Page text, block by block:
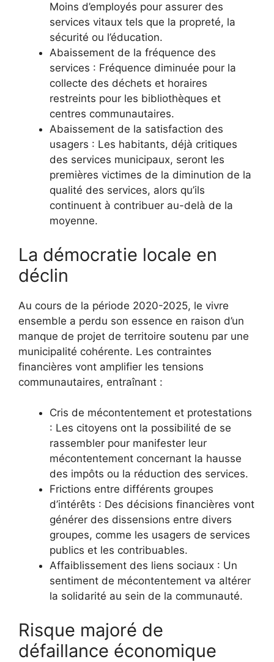
Moins d’employés pour assurer des
services vitaux tels que la propreté, la
sécurité ou l’éducation.
Abaissement de la fréquence des
services : Fréquence diminuée pour la
collecte des déchets et horaires
restreints pour les bibliothèques et
centres communautaires.
Abaissement de la satisfaction des
usagers : Les habitants, déjà critiques
des services municipaux, seront les
premières victimes de la diminution de la
qualité des services, alors qu’ils
continuent à contribuer au-delà de la
moyenne.
La démocratie locale en
déclin
Au cours de la période 2020-2025, le vivre
ensemble a perdu son essence en raison d’un
manque de projet de territoire soutenu par une
municipalité cohérente. Les contraintes
financières vont amplifier les tensions
communautaires, entraînant :
Cris de mécontentement et protestations
: Les citoyens ont la possibilité de se
rassembler pour manifester leur
mécontentement concernant la hausse
des impôts ou la réduction des services.
Frictions entre différents groupes
d’intérêts : Des décisions financières vont
générer des dissensions entre divers
groupes, comme les usagers de services
publics et les contribuables.
Affaiblissement des liens sociaux : Un
sentiment de mécontentement va altérer
la solidarité au sein de la communauté.
Risque majoré de
défaillance économique